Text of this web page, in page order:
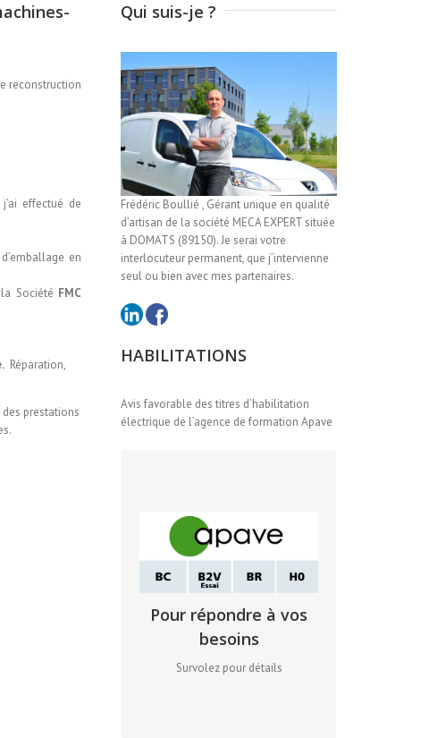
reconstruction
effectué de
en
Société FMC
Réparation,
prestations
Qui suis-je ?
Frédéric Boullié , Gérant unique en qualité
d’artisan de la société MECA EXPERT située
à DOMATS (89150). Je serai votre
interlocuteur permanent, que j’intervienne
seul ou bien avec mes partenaires.
HABILITATIONS
Avis favorable des titres d’habilitation
électrique de l’agence de formation Apave
Pour répondre à vos
besoins
Survolez pour détails
: Chargé de consignation
– B2V Essai
: Chargé de travaux
– BR
: Chargé d’intervention